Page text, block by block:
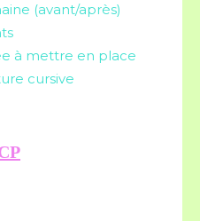
(avant/après)
à mettre en place
cursive